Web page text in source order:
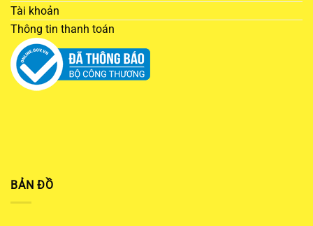
Tài khoản
Thông tin thanh toán
BẢN ĐỒ